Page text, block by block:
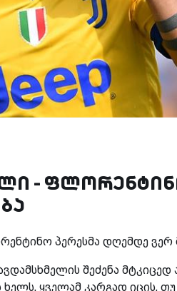
-
პერესმა დღემდე ვერ
შეძენა მტკიცედ
ყველამ კარგად იცის,